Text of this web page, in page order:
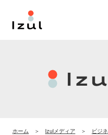
ホーム Izulメディア ビジ